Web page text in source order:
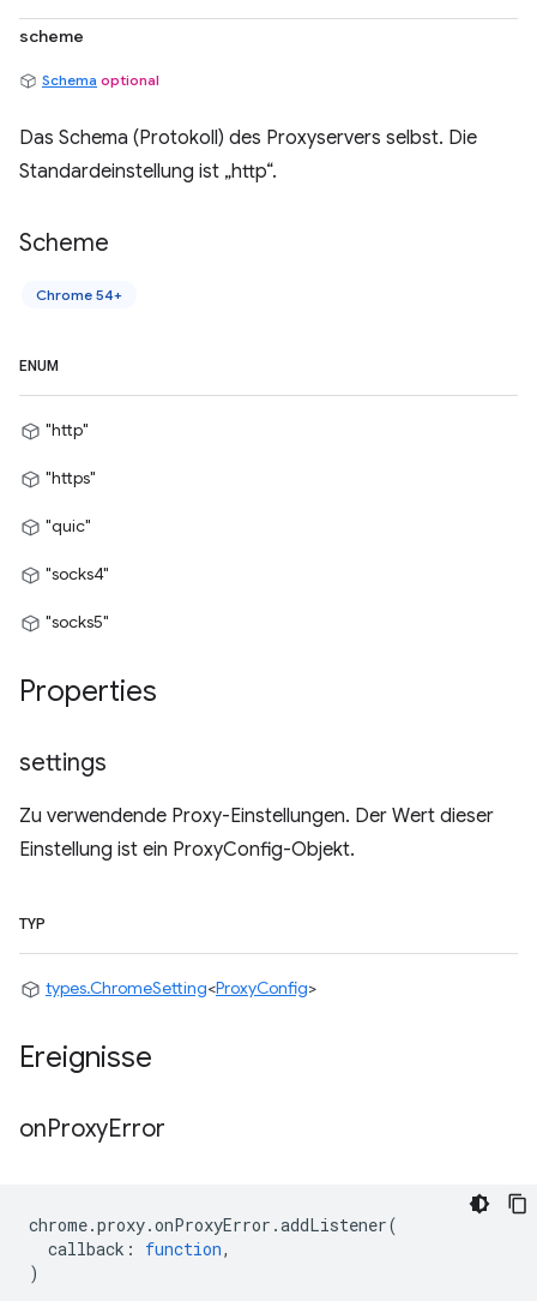
scheme
Schema optional
Das Schema (Protokoll) des Proxyservers selbst. Die
Standardeinstellung ist „http“.
Scheme
Chrome 54+
ENUM
"http"
"https"
"quic"
"socks4"
"socks5"
Properties
settings
Zu verwendende Proxy-Einstellungen. Der Wert dieser
Einstellung ist ein ProxyConfig-Objekt.
TYP
types.ChromeSetting<ProxyConfig>
Ereignisse
onProxyError
chrome.proxy.onProxyError .addListener(
callback : function,
)